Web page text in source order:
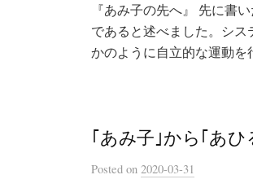
『あみ子の先へ』 先に書
であると述べました。シ
かのように自立的な運動を
｢あみ子｣から｢あ
Posted on 2020-03-31